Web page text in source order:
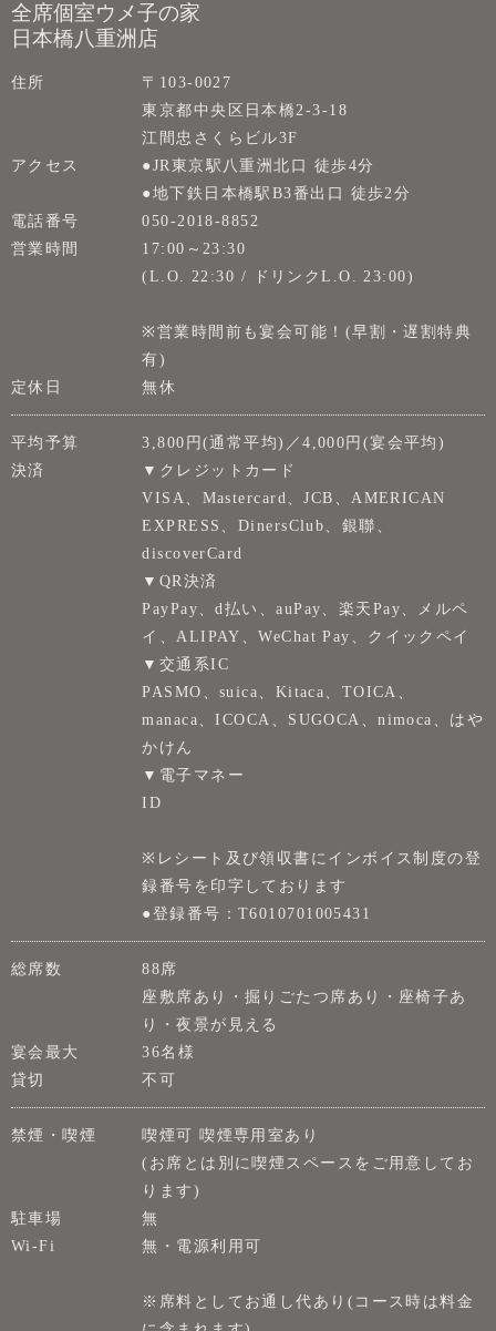
全席個室ウメ子の家
日本橋八重洲店
住所
〒103-0027
東京都中央区日本橋2-3-18
江間忠さくらビル3F
アクセス
●JR東京駅八重洲北口 徒歩4分
●地下鉄日本橋駅B3番出口 徒歩2分
電話番号
050-2018-8852
営業時間
17:00～23:30
(L.O. 22:30 / ドリンクL.O. 23:00)
※営業時間前も宴会可能！(早割・遅割特典
有)
定休日
無休
平均予算
3,800円(通常平均)／4,000円(宴会平均)
決済
▼クレジットカード
VISA、Mastercard、JCB、AMERICAN
EXPRESS、DinersClub、銀聯、
discoverCard
▼QR決済
PayPay、d払い、auPay、楽天Pay、メルペ
イ、ALIPAY、WeChat Pay、クイックペイ
▼交通系IC
PASMO、suica、Kitaca、TOICA、
manaca、ICOCA、SUGOCA、nimoca、はや
かけん
▼電子マネー
ID
※レシート及び領収書にインボイス制度の登
録番号を印字しております
●登録番号：T6010701005431
総席数
88席
座敷席あり・掘りごたつ席あり・座椅子あ
り・夜景が見える
宴会最大
36名様
貸切
不可
禁煙・喫煙
喫煙可 喫煙専用室あり
(お席とは別に喫煙スペースをご用意してお
ります)
駐車場
無
Wi-Fi
無・電源利用可
※席料としてお通し代あり(コース時は料金